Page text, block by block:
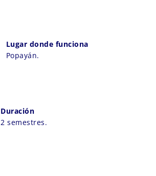
Lugar donde funciona
Popayán.
Duración
2 semestres.